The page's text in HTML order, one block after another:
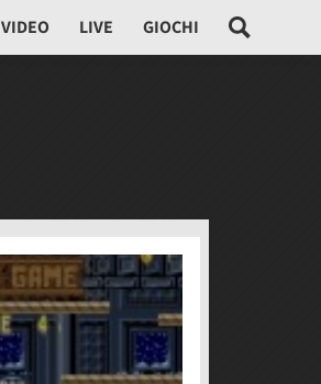
VIDEO LIVE GIOCHI